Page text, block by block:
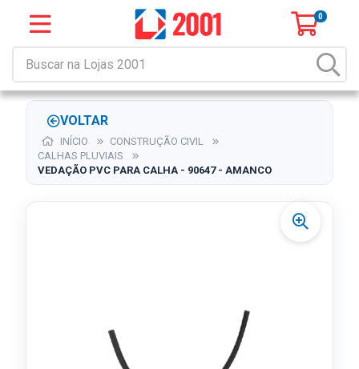
0
VOLTAR
INÍCIO
CONSTRUÇÃO CIVIL
CALHAS PLUVIAIS
VEDAÇÃO PVC PARA CALHA - 90647 - AMANCO